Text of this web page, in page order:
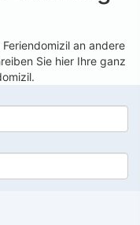
an andere
Sie hier Ihre ganz